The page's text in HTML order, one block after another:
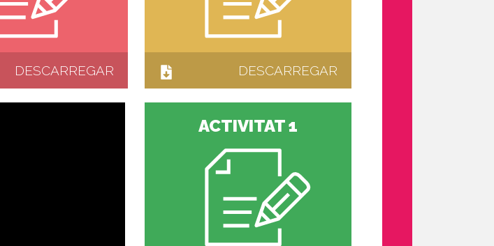
DESCARREGAR DESCARREGAR
ACTIVITAT 1